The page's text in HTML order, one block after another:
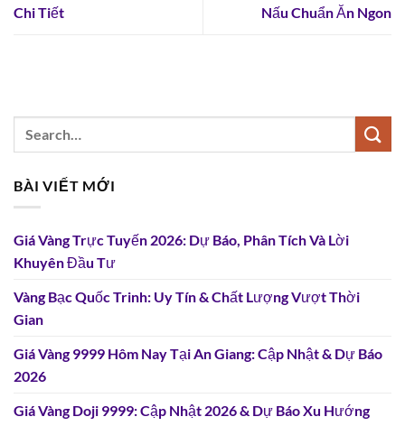
Chi Tiết
Nấu Chuẩn Ăn Ngon
BÀI VIẾT MỚI
Giá Vàng Trực Tuyến 2026: Dự Báo, Phân Tích Và Lời
Khuyên Đầu Tư
Vàng Bạc Quốc Trinh: Uy Tín & Chất Lượng Vượt Thời
Gian
Giá Vàng 9999 Hôm Nay Tại An Giang: Cập Nhật & Dự Báo
2026
Giá Vàng Doji 9999: Cập Nhật 2026 & Dự Báo Xu Hướng